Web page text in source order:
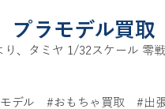
プラモデル買
り、タミヤ 1/32スケール 零
デル #おもちゃ買取 #出